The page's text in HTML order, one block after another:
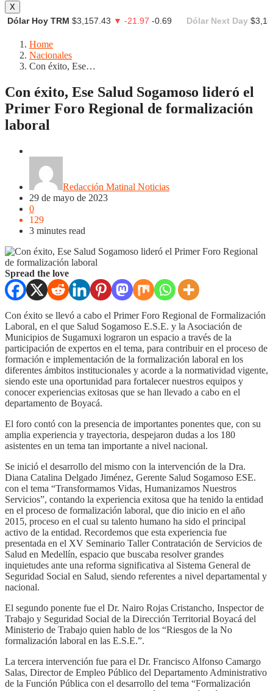
X
Dólar Hoy TRM $3,157.43 ▼ -21.97 -0.69 Dólar Next Day
Home
Nacionales
Con éxito, Ese…
Con éxito, Ese Salud Sogamoso lideró el
Primer Foro Regional de formalización
laboral
Redacción Matinal Noticias
29 de mayo de 2023
0
129
3 minutes read
Spread the love
Con éxito se llevó a cabo el Primer Foro Regional de Formalización
Laboral, en el que Salud Sogamoso E.S.E. y la Asociación de
Municipios de Sugamuxi lograron un espacio a través de la
participación de expertos en el tema, para contribuir en el proceso de
formación e implementación de la formalización laboral en los
diferentes ámbitos institucionales y acorde a la normatividad vigente,
siendo este una oportunidad para fortalecer nuestros equipos y
conocer experiencias exitosas que se han llevado a cabo en el
departamento de Boyacá.
El foro contó con la presencia de importantes ponentes que, con su
amplia experiencia y trayectoria, despejaron dudas a los 180
asistentes en un tema tan importante a nivel nacional.
Se inició el desarrollo del mismo con la intervención de la Dra.
Diana Catalina Delgado Jiménez, Gerente Salud Sogamoso ESE.
con el tema “Transformamos Vidas, Humanizamos Nuestros
Servicios”, contando la experiencia exitosa que ha tenido la entidad
en el proceso de formalización laboral, que dio inicio en el año
2015, proceso en el cual su talento humano ha sido el principal
activo de la entidad. Recordemos que esta experiencia fue
presentada en el XV Seminario Taller Contratación de Servicios de
Salud en Medellín, espacio que buscaba resolver grandes
inquietudes ante una reforma significativa al Sistema General de
Seguridad Social en Salud, siendo referentes a nivel departamental y
nacional.
El segundo ponente fue el Dr. Nairo Rojas Cristancho, Inspector de
Trabajo y Seguridad Social de la Dirección Territorial Boyacá del
Ministerio de Trabajo quien hablo de los “Riesgos de la No
formalización laboral en las E.S.E.”.
La tercera intervención fue para el Dr. Francisco Alfonso Camargo
Salas, Director de Empleo Público del Departamento Administrativo
de la Función Pública con el desarrollo del tema “Formalización